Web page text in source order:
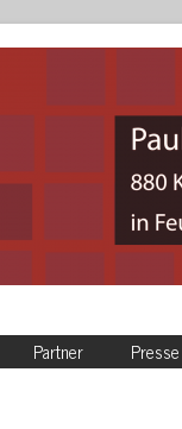
Partner Presse